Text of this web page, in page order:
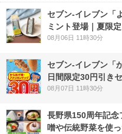
セブン‐イレブン「
ミント登場｜夏限
08月06日 11時30分
セブン‐イレブン「
日間限定30円引き
08月07日 11時30分
長野県150周年記
噌や伝統野菜を使